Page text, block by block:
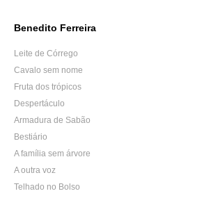
Benedito Ferreira
Leite de Córrego
Cavalo sem nome
Fruta dos trópicos
Despertáculo
Armadura de Sabão
Bestiário
A família sem árvore
A outra voz
Telhado no Bolso